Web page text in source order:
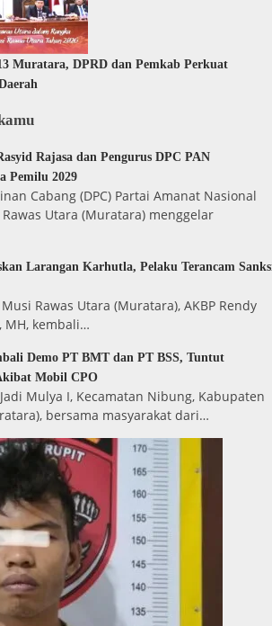
Muratara, DPRD dan Pemkab Perkuat
Rajasa dan Pengurus DPC PAN
Pemilu 2029
Cabang (DPC) Partai Amanat Nasional
Utara (Muratara) menggelar
Larangan Karhutla, Pelaku Terancam
Rawas Utara (Muratara), AKBP Rendy
MH, kembali…
Demo PT BMT dan PT BSS, Tuntut
Mobil CPO
Mulya I, Kecamatan Nibung, Kabupaten
bersama masyarakat dari…